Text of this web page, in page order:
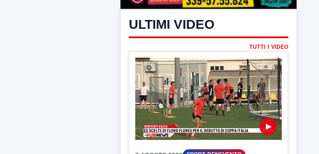
7 AGOSTO 2026 SPORT BENEVENTO
Benevento Calcio: Le scelte di
Floro Flores per il debutto di Coppa
Italia
Il Benevento è pronto al debutto di Coppa
Italia. Scelte...